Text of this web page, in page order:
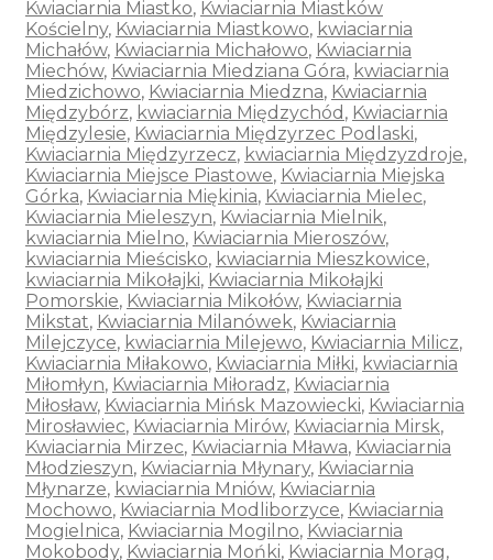
Kwiaciarnia Miastko, Kwiaciarnia Miastków
Kościelny, Kwiaciarnia Miastkowo, kwiaciarnia
Michałów, Kwiaciarnia Michałowo, Kwiaciarnia
Miechów, Kwiaciarnia Miedziana Góra, kwiaciarnia
Miedzichowo, Kwiaciarnia Miedzna, Kwiaciarnia
Międzybórz, kwiaciarnia Międzychód , Kwiaciarnia
Międzylesie, Kwiaciarnia Międzyrzec Podlaski,
Kwiaciarnia Międzyrzecz, kwiaciarnia Międzyzdroje,
Kwiaciarnia Miejsce Piastowe, Kwiaciarnia Miejska
Górka, Kwiaciarnia Miękinia, Kwiaciarnia Mielec,
Kwiaciarnia Mieleszyn, Kwiaciarnia Mielnik,
kwiaciarnia Mielno, Kwiaciarnia Mieroszów,
kwiaciarnia Mieścisko, kwiaciarnia Mieszkowice,
kwiaciarnia Mikołajki, Kwiaciarnia Mikołajki
Pomorskie, Kwiaciarnia Mikołów, Kwiaciarnia
Mikstat, Kwiaciarnia Milanówek, Kwiaciarnia
Milejczyce, kwiaciarnia Milejewo, Kwiaciarnia Milicz,
Kwiaciarnia Miłakowo, Kwiaciarnia Miłki, kwiaciarnia
Miłomłyn, Kwiaciarnia Miłoradz, Kwiaciarnia
Miłosław, Kwiaciarnia Mińsk Mazowiecki, Kwiaciarnia
Mirosławiec, Kwiaciarnia Mirów, Kwiaciarnia Mirsk,
Kwiaciarnia Mirzec, Kwiaciarnia Mława, Kwiaciarnia
Młodzieszyn, Kwiaciarnia Młynary, Kwiaciarnia
Młynarze, kwiaciarnia Mniów, Kwiaciarnia
Mochowo, Kwiaciarnia Modliborzyce, Kwiaciarnia
Mogielnica, Kwiaciarnia Mogilno, Kwiaciarnia
Mokobody, Kwiaciarnia Mońki, Kwiaciarnia Morąg,